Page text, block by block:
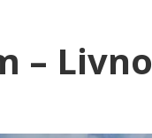
– Livno